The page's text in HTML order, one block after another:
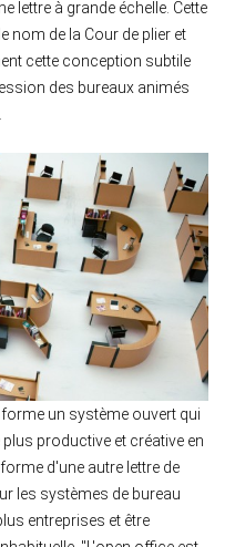
lettre à grande échelle. Cette
nom de la Cour de plier et
cette conception subtile
des bureaux animés
un système ouvert qui
productive et créative en
d'une autre lettre de
les systèmes de bureau
entreprises et être